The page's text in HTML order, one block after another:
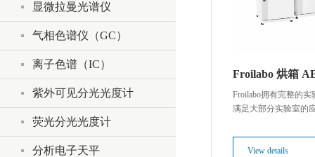
显微拉曼光谱仪
气相色谱仪（GC）
离子色谱（IC）
紫外可见分光光度计
荧光分光光度计
分析电子天平
Froilabo 烘箱
Froilabo拥有完整的
满足大部分实验室的
View details